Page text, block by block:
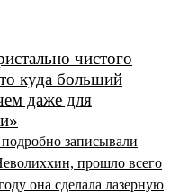
чистого
куда больший
даже для
записывали
прошло всего
она сделала лазерную